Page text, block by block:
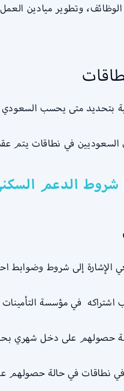
وتطوير ميادين
بتحديد متى يحسب
السعوديين في نطاقات
الدعم
إلى شروط وضوابط
في مؤسسة التأمينات
على دخل شهري بحد أدنى